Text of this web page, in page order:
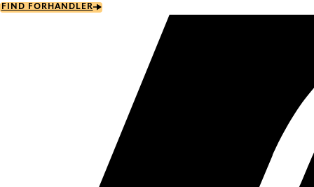
Skip
FIND FORHANDLER